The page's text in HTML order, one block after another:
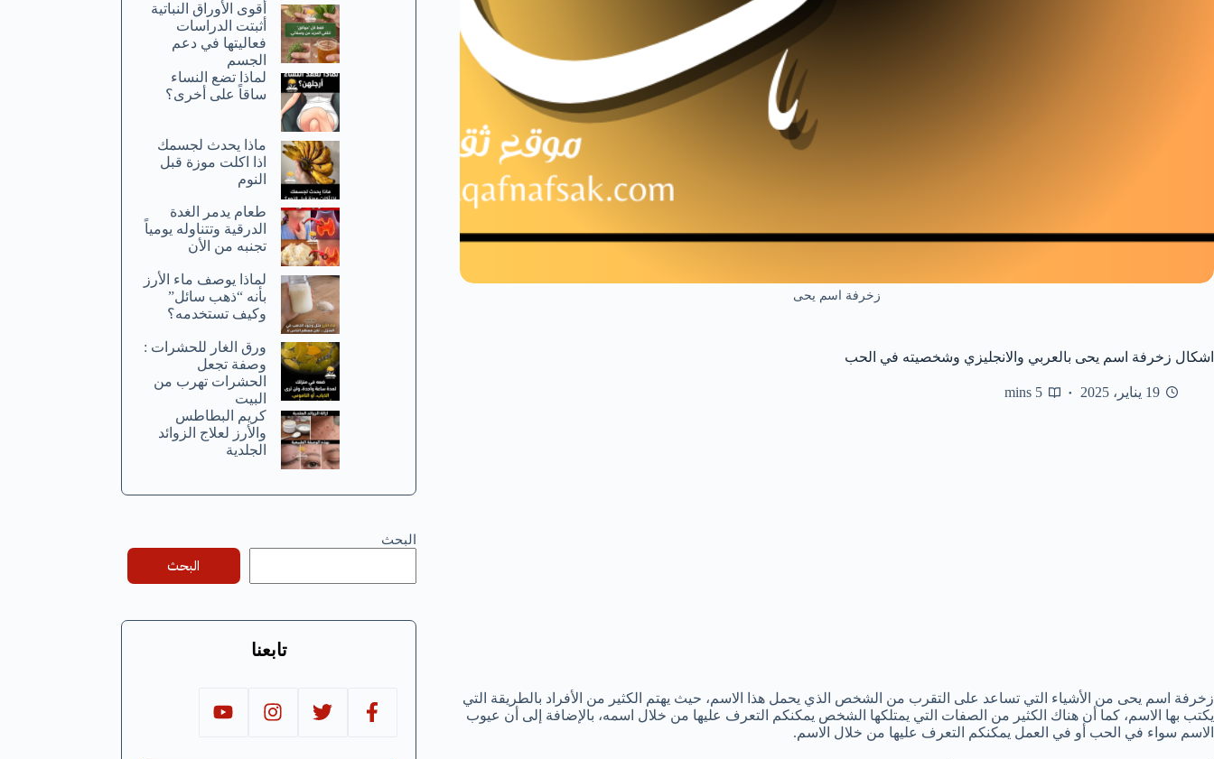
زخرفة اسم يحى
اشكال زخرفة اسم يحى بالعربي والانجليزي وشخصيته في الحب
19 يناير، 2025 5 mins
زخرفة اسم يحى من الأشياء التي تساعد على التقرب من الشخص الذي يحمل هذا الاسم، حيث يهتم الكثير من الأفراد بالطريقة التي
يكتب بها الاسم، كما أن هناك الكثير من الصفات التي يمتلكها الشخص يمكنكم التعرف عليها من خلال اسمه، بالإضافة إلى أن عيوب
الاسم سواء في الحب أو في العمل يمكنكم التعرف عليها من خلال الاسم.
أقوى الأوراق النباتية
أثبتت الدراسات
فعاليتها في دعم
الجسم
لماذا تضع النساء
ساقاً على أخرى؟
ماذا يحدث لجسمك
اذا اكلت موزة قبل
النوم
طعام يدمر الغدة
الدرقية وتتناوله يومياً
تجنبه من الأن
لماذا يوصف ماء الأرز
بأنه “ذهب سائل”
وكيف تستخدمه؟
ورق الغار للحشرات :
وصفة تجعل
الحشرات تهرب من
البيت
كريم البطاطس
والأرز لعلاج الزوائد
الجلدية
البحث
البحث
تابعنا